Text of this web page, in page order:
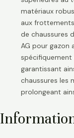
matériaux
aux
de chaussures
AG pour gazon
garantissant
chaussures les
prolongeant